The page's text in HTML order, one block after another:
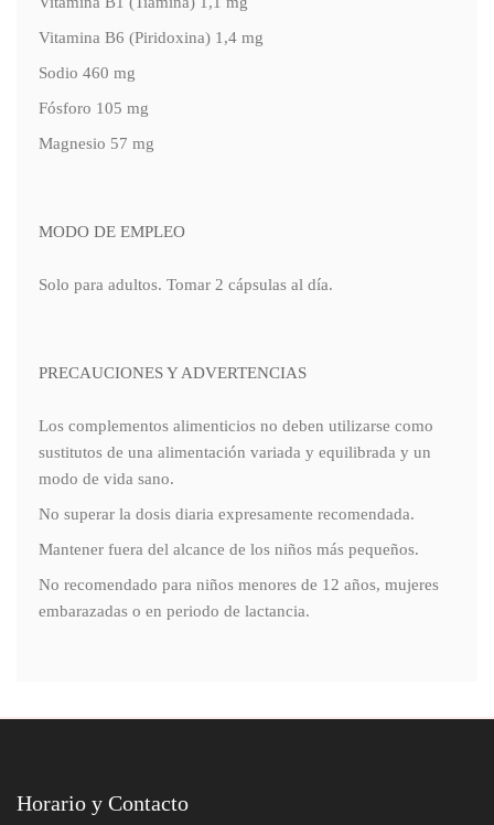
Vitamina B6 (Piridoxina) 1,4 mg
Sodio 460 mg
Fósforo 105 mg
Magnesio 57 mg
MODO DE EMPLEO
Solo para adultos. Tomar 2 cápsulas al día.
PRECAUCIONES Y ADVERTENCIAS
Los complementos alimenticios no deben utilizarse como
sustitutos de una alimentación variada y equilibrada y un
modo de vida sano.
No superar la dosis diaria expresamente recomendada.
Mantener fuera del alcance de los niños más pequeños.
No recomendado para niños menores de 12 años, mujeres
embarazadas o en periodo de lactancia.
Horario y Contacto